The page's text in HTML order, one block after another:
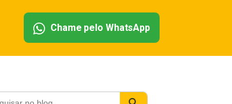
Chame pelo WhatsApp